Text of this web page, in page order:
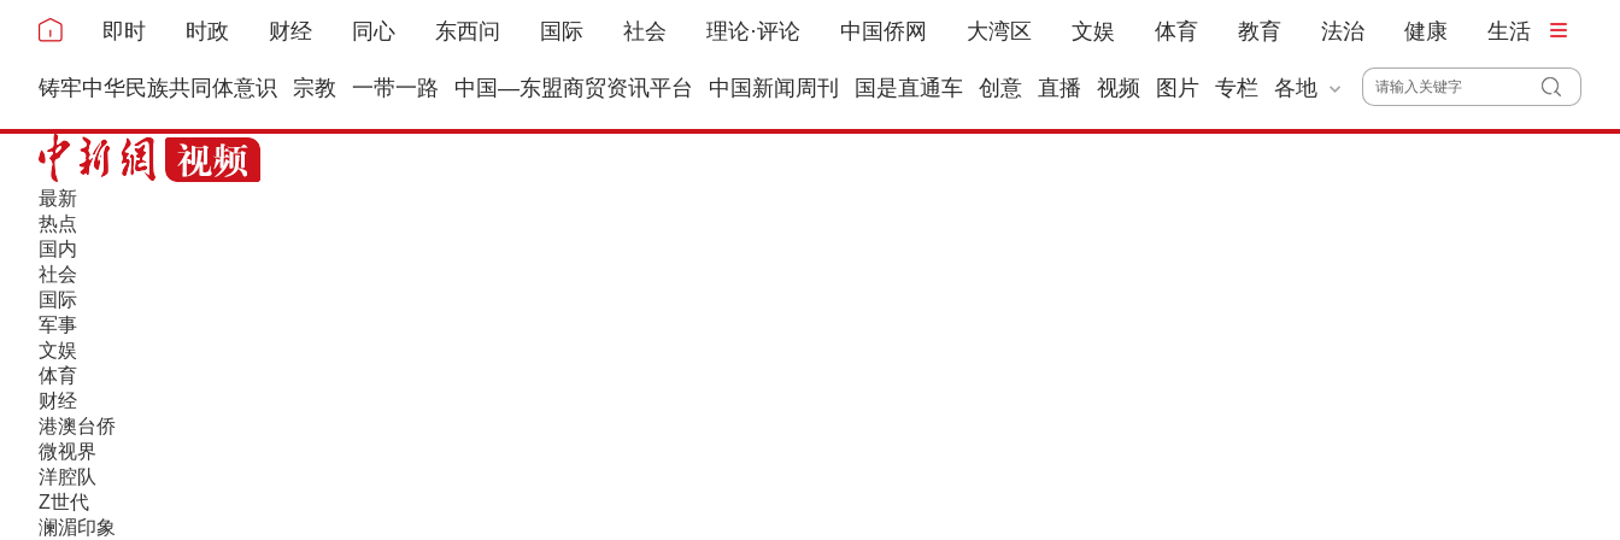
即时 时政 财经 同心 东西问 国际 社会 理论·评论 中国侨网 大湾区 文娱 体育 教育 法治 健康 生活
铸牢中华民族共同体意识 宗教 一带一路 中国—东盟商贸资讯平台 中国新闻周刊 国是直通车 创意 直播 视频 图片 专栏 各地
最新
热点
国内
社会
国际
军事
文娱
体育
财经
港澳台侨
微视界
洋腔队
Z世代
澜湄印象